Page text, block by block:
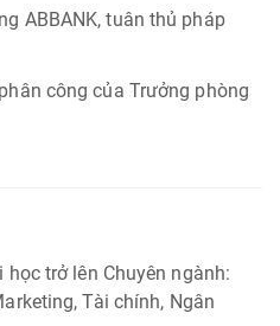
ABBANK, tuân thủ pháp
công của Trưởng phòng
trở lên Chuyên ngành:
Tài chính, Ngân